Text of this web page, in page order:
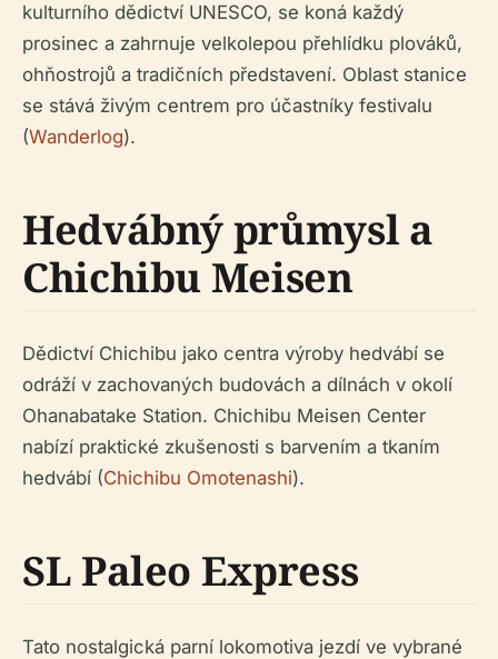
kulturního dědictví UNESCO, se koná každý
prosinec a zahrnuje velkolepou přehlídku plováků,
ohňostrojů a tradičních představení. Oblast stanice
se stává živým centrem pro účastníky festivalu
(Wanderlog).
Hedvábný průmysl a
Chichibu Meisen
Dědictví Chichibu jako centra výroby hedvábí se
odráží v zachovaných budovách a dílnách v okolí
Ohanabatake Station. Chichibu Meisen Center
nabízí praktické zkušenosti s barvením a tkaním
hedvábí (Chichibu Omotenashi).
SL Paleo Express
Tato nostalgická parní lokomotiva jezdí ve vybrané